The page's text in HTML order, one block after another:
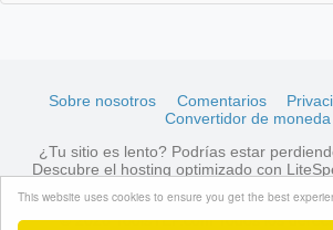
This website uses cookies to ensure you get the best
Sobre nosotros Comentarios
Convertidor de moneda
¿Tu sitio es lento? Podrías estar
Descubre el hosting optimizado con
© 2026 ToolsYEP.com Todos los